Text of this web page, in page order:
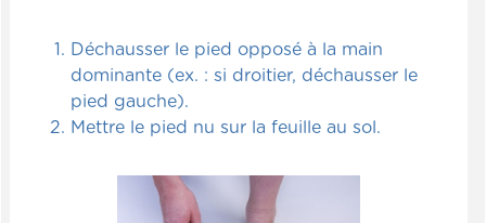
Déchausser le pied opposé à la main
dominante (ex. : si droitier, déchausser le
pied gauche).
Mettre le pied nu sur la feuille au sol.